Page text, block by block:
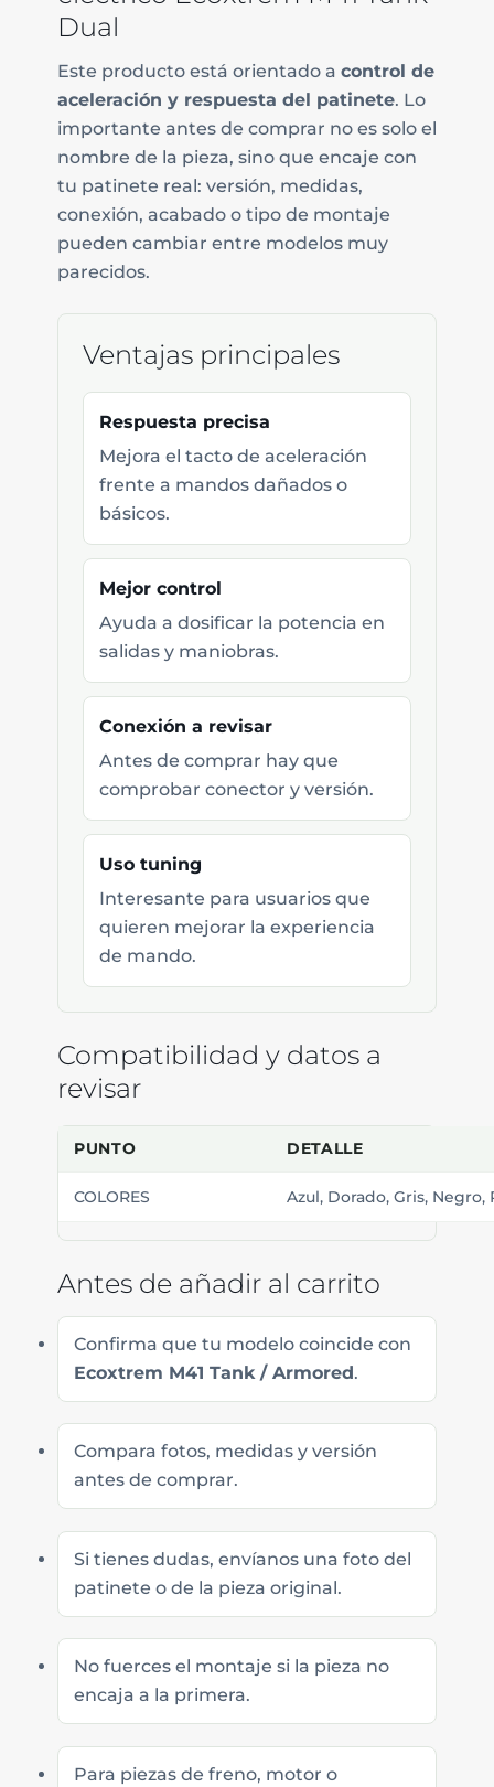
Dual
Este producto está orientado a control de
aceleración y respuesta del patinete. Lo
importante antes de comprar no es solo el
nombre de la pieza, sino que encaje con
tu patinete real: versión, medidas,
conexión, acabado o tipo de montaje
pueden cambiar entre modelos muy
parecidos.
Ventajas principales
Respuesta precisa
Mejora el tacto de aceleración
frente a mandos dañados o
básicos.
Mejor control
Ayuda a dosificar la potencia en
salidas y maniobras.
Conexión a revisar
Antes de comprar hay que
comprobar conector y versión.
Uso tuning
Interesante para usuarios que
quieren mejorar la experiencia
de mando.
Compatibilidad y datos a
revisar
PUNTO DETALLE
COLORES Azul, Dorado, Gris, Negro,
Antes de añadir al carrito
Confirma que tu modelo coincide con
Ecoxtrem M41 Tank / Armored.
Compara fotos, medidas y versión
antes de comprar.
Si tienes dudas, envíanos una foto del
patinete o de la pieza original.
No fuerces el montaje si la pieza no
encaja a la primera.
Para piezas de freno, motor o